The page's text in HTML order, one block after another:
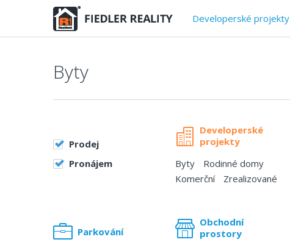
Developerské projekty
Byty
Parkování
Developerské
projekty
Byty
Rodinné domy
Komerční
Zrealizované
Obchodní
prostory
Prodej
Pronájem